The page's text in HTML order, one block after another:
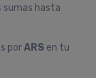
sumas hasta
porARS en tu